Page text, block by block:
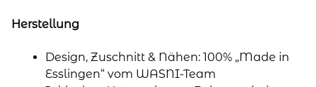
Herstellung
Design, Zuschnitt & Nähen: 100% „Made in
Esslingen“ vom WASNI-Team